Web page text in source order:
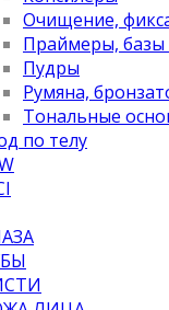
Очищение,
Праймеры,
Пудры
Румяна,
Тональные
по телу